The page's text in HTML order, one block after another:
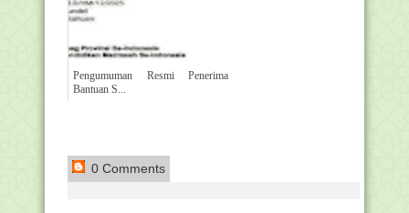
Pengumuman Resmi Penerima
Bantuan S...
0 Comments